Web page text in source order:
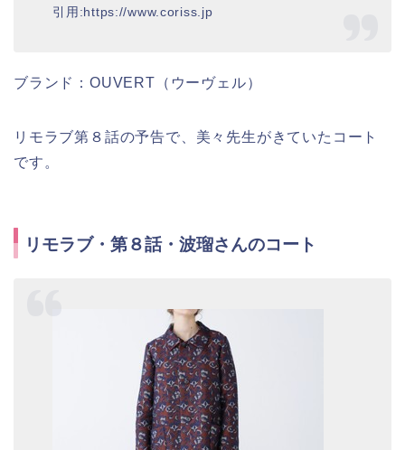
引用:https://www.coriss.jp
ブランド：OUVERT（ウーヴェル）
リモラブ第８話の予告で、美々先生がきていたコート
です。
リモラブ・第８話・波瑠さんのコート